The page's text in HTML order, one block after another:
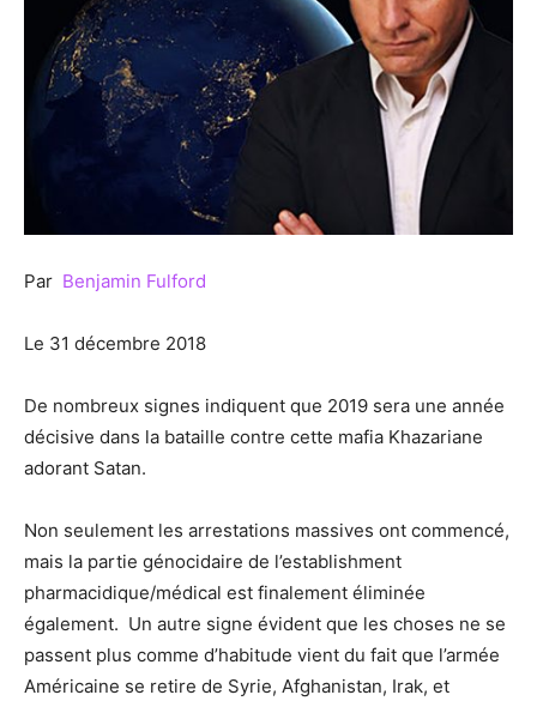
Par Benjamin Fulford
Le 31 décembre 2018
De nombreux signes indiquent que 2019 sera une année
décisive dans la bataille contre cette mafia Khazariane
adorant Satan.
Non seulement les arrestations massives ont commencé,
mais la partie génocidaire de l’establishment
pharmacidique/médical est finalement éliminée
également. Un autre signe évident que les choses ne se
passent plus comme d’habitude vient du fait que l’armée
Américaine se retire de Syrie, Afghanistan, Irak, et